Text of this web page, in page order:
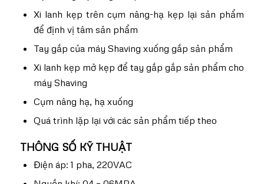
Xi lanh kẹp trên cụm nâng-hạ kẹp lại sản phẩm
để định vị tâm sản phẩm
Tay gắp của máy Shaving xuống gắp sản phẩm
Xi lanh kẹp mở kẹp để tay gắp gắp sản phẩm cho
máy Shaving
Cụm nâng hạ, hạ xuống
Quá trình lặp lại với các sản phẩm tiếp theo
THÔNG SỐ KỸ THUẬT
Điện áp: 1 pha, 220VAC